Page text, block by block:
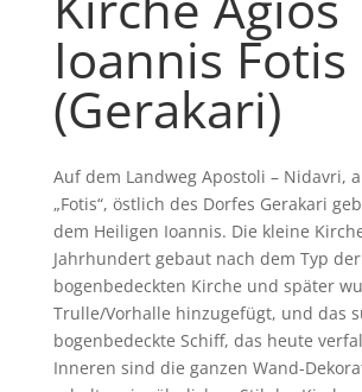
Ioannis Fotis
(Gerakari)
Auf dem Landweg Apostoli – Nidavri,
„Fotis“, östlich des Dorfes Gerakari
dem Heiligen Ioannis. Die kleine
Jahrhundert gebaut nach dem Typ der
bogenbedeckten Kirche und später
Trulle/Vorhalle hinzugefügt, und das
bogenbedeckte Schiff, das heute
Inneren sind die ganzen Wand-